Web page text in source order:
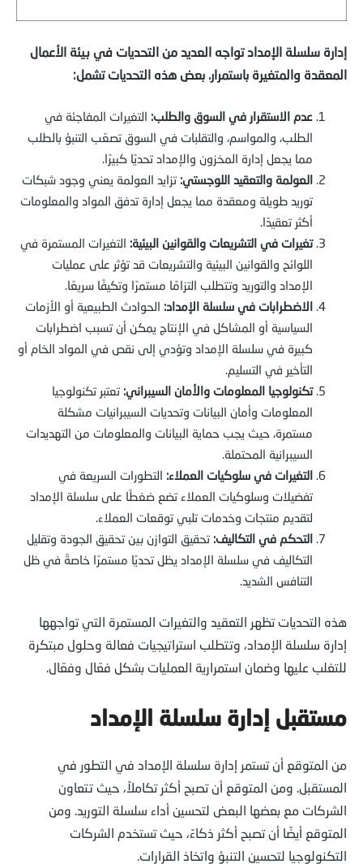
إدارة سلسلة الإمداد تواجه العديد من التحديات في بيئة الأعمال
المعقدة والمتغيرة باستمرار. بعض هذه التحديات تشمل:
عدم الاستقرار في السوق والطلب: التغيرات المفاجئة في
الطلب، والمواسم، والتقلبات في السوق تصعّب التنبؤ بالطلب
مما يجعل إدارة المخزون والإمداد تحديًا كبيرًا.
العولمة والتعقيد اللوجستي: تزايد العولمة يعني وجود شبكات
توريد طويلة ومعقدة مما يجعل إدارة تدفق المواد والمعلومات
أكثر تعقيدًا.
تغيرات في التشريعات والقوانين البيئية: التغيرات المستمرة في
اللوائح والقوانين البيئية والتشريعات قد تؤثر على عمليات
الإمداد والتوريد وتتطلب التزامًا مستمرًا وتكيفًا سريعًا.
الاضطرابات في سلسلة الإمداد: الحوادث الطبيعية أو الأزمات
السياسية أو المشاكل في الإنتاج يمكن أن تسبب اضطرابات
كبيرة في سلسلة الإمداد وتؤدي إلى نقص في المواد الخام أو
التأخير في التسليم.
تكنولوجيا المعلومات والأمان السيبراني: تعتبر تكنولوجيا
المعلومات وأمان البيانات وتحديات السيبرانيات مشكلة
مستمرة، حيث يجب حماية البيانات والمعلومات من التهديدات
السيبرانية المحتملة.
التغيرات في سلوكيات العملاء: التطورات السريعة في
تفضيلات وسلوكيات العملاء تضع ضغطًا على سلسلة الإمداد
لتقديم منتجات وخدمات تلبي توقعات العملاء.
التحكم في التكاليف: تحقيق التوازن بين تحقيق الجودة وتقليل
التكاليف في سلسلة الإمداد يظل تحديًا مستمرًا خاصةً في ظل
التنافس الشديد.
هذه التحديات تظهر التعقيد والتغيرات المستمرة التي تواجهها
إدارة سلسلة الإمداد، وتتطلب استراتيجيات فعالة وحلول مبتكرة
للتغلب عليها وضمان استمرارية العمليات بشكل فعّال وفعّال.
مستقبل إدارة سلسلة الإمداد
من المتوقع أن تستمر إدارة سلسلة الإمداد في التطور في
المستقبل. ومن المتوقع أن تصبح أكثر تكاملاً، حيث تتعاون
الشركات مع بعضها البعض لتحسين أداء سلسلة التوريد. ومن
المتوقع أيضًا أن تصبح أكثر ذكاءً، حيث تستخدم الشركات
التكنولوجيا لتحسين التنبؤ واتخاذ القرارات.